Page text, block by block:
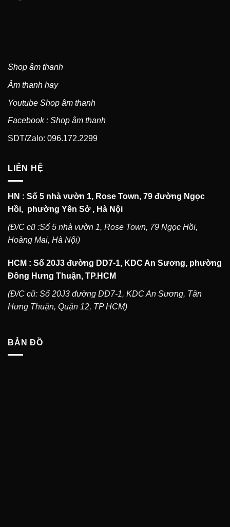
Shop âm thanh
Âm thanh hay
Youtube Shop âm thanh
Facebook : Shop âm thanh
SDT/Zalo: 096.172.2299
LIÊN HỆ
HN : Số 5 nhà vườn 1, Rose Town, 79 đường Ngọc
Hồi, phường Yên Sở , Hà Nội
(Đ/C cũ :Số 5 nhà vườn 1, Rose Town, 79 Ngọc Hồi,
Hoàng Mai, Hà Nội)
HCM : Số 20J3 đường DD7-1, KDC An Sương, phường
Đông Hưng Thuận, TP.HCM
(Đ/C cũ: Số 20J3 đường DD7-1, KDC An Sương, Tân
Hưng Thuận, Quận 12, TP HCM)
BẢN ĐỒ